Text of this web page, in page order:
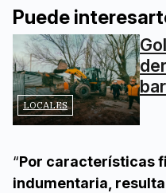
Puede
LOCALES
“Por características
indumentaria,